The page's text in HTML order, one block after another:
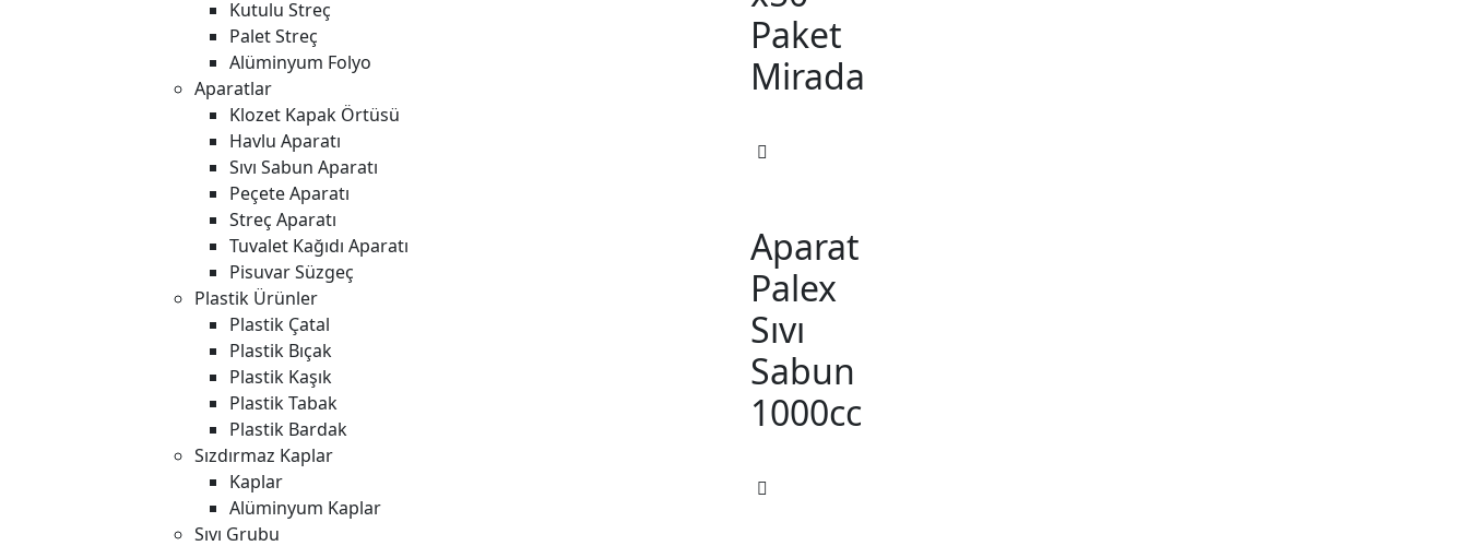
Kutulu Streç
Palet Streç
Alüminyum Folyo
Aparatlar
Klozet Kapak Örtüsü
Havlu Aparatı
Sıvı Sabun Aparatı
Peçete Aparatı
Streç Aparatı
Tuvalet Kağıdı Aparatı
Pisuvar Süzgeç
Plastik Ürünler
Plastik Çatal
Plastik Bıçak
Plastik Kaşık
Plastik Tabak
Plastik Bardak
Sızdırmaz Kaplar
Kaplar
Alüminyum Kaplar
Sıvı Grubu
Paket
Mirada
Aparat
Palex
Sıvı
Sabun
1000cc